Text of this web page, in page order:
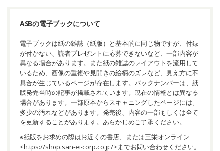
ASBの電子ブックについて
電子ブックは紙の雑誌（紙版）と基本的に同じ物ですが、付録
が付かない、読者プレゼントに応募できないなど、一部内容が
異なる場合があります。また紙の雑誌のレイアウトを流用して
いるため、画像の重複や見開きの絵柄のズレなど、見え方に不
具合が生じているページが存在します。バックナンバーは、紙
版発売当時の記事が掲載されています。現在の情報とは異なる
場合があります。一部原本からスキャニングしたページには、
多少の汚れなどがあります。発売後、内容の一部もしくは全て
を更新することがあります。あらかじめご了承ください。
※紙版をお求めの際はお近くの書店、または三栄オンライン
<https://shop.san-ei-corp.co.jp/>までお問い合わせください。